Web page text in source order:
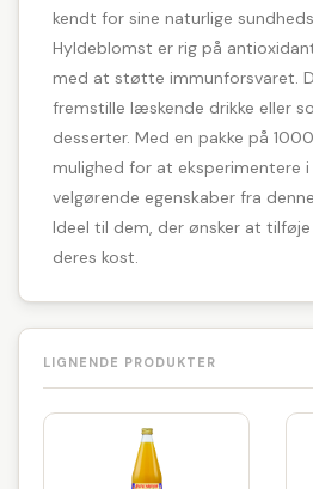
kendt for sine naturlige
Hyldeblomst er rig på
med at støtte immunforsvaret.
fremstille læskende drikke eller
desserter. Med en pakke på
mulighed for at eksperimentere
velgørende egenskaber fra
Ideel til dem, der ønsker at
deres kost.
LIGNENDE PRODUKTER